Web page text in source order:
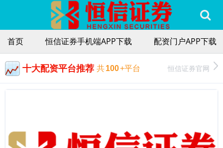
首页 恒信证券手机端APP下载 配资门户APP下载
十大配资平台推荐 共100+平台 恒信证券官网